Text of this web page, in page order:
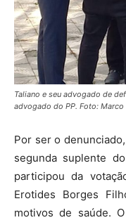
Taliano e seu advogado de
advogado do PP. Foto: Marco
Por ser o
segunda suplente
participou da
Erotides Borges
motivos de saúde.